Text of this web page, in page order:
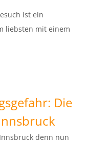
ist ein
liebsten mit einem
Die
denn nun